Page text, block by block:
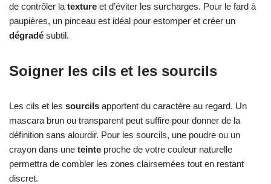
de contrôler la texture et d’éviter les surcharges. Pour le fard à
paupières, un pinceau est idéal pour estomper et créer un
dégradé subtil.
Soigner les cils et les sourcils
Les cils et les sourcils apportent du caractère au regard. Un
mascara brun ou transparent peut suffire pour donner de la
définition sans alourdir. Pour les sourcils, une poudre ou un
crayon dans une teinte proche de votre couleur naturelle
permettra de combler les zones clairsemées tout en restant
discret.